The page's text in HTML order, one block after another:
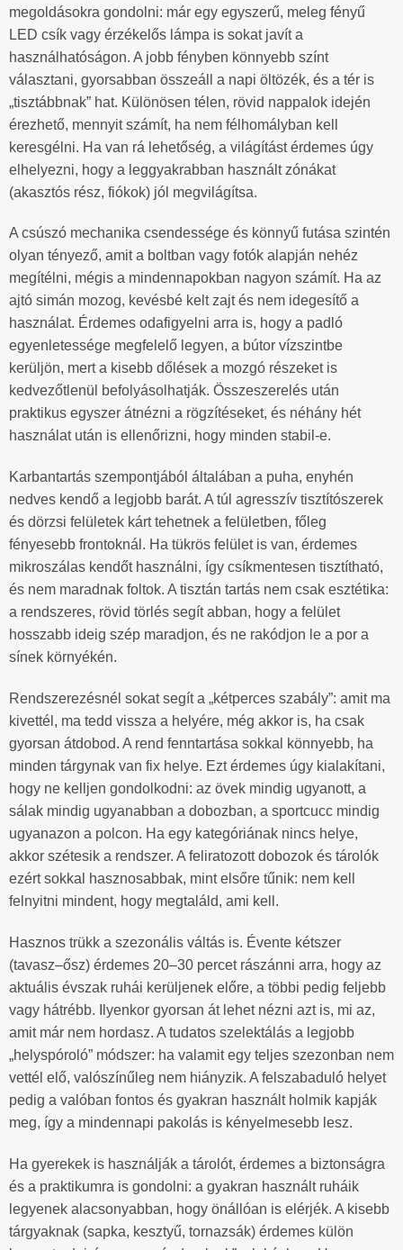
megoldásokra gondolni: már egy egyszerű, meleg fényű
LED csík vagy érzékelős lámpa is sokat javít a
használhatóságon. A jobb fényben könnyebb színt
választani, gyorsabban összeáll a napi öltözék, és a tér is
„tisztábbnak” hat. Különösen télen, rövid nappalok idején
érezhető, mennyit számít, ha nem félhomályban kell
keresgélni. Ha van rá lehetőség, a világítást érdemes úgy
elhelyezni, hogy a leggyakrabban használt zónákat
(akasztós rész, fiókok) jól megvilágítsa.
A csúszó mechanika csendessége és könnyű futása szintén
olyan tényező, amit a boltban vagy fotók alapján nehéz
megítélni, mégis a mindennapokban nagyon számít. Ha az
ajtó simán mozog, kevésbé kelt zajt és nem idegesítő a
használat. Érdemes odafigyelni arra is, hogy a padló
egyenletessége megfelelő legyen, a bútor vízszintbe
kerüljön, mert a kisebb dőlések a mozgó részeket is
kedvezőtlenül befolyásolhatják. Összeszerelés után
praktikus egyszer átnézni a rögzítéseket, és néhány hét
használat után is ellenőrizni, hogy minden stabil-e.
Karbantartás szempontjából általában a puha, enyhén
nedves kendő a legjobb barát. A túl agresszív tisztítószerek
és dörzsi felületek kárt tehetnek a felületben, főleg
fényesebb frontoknál. Ha tükrös felület is van, érdemes
mikroszálas kendőt használni, így csíkmentesen tisztítható,
és nem maradnak foltok. A tisztán tartás nem csak esztétika:
a rendszeres, rövid törlés segít abban, hogy a felület
hosszabb ideig szép maradjon, és ne rakódjon le a por a
sínek környékén.
Rendszerezésnél sokat segít a „kétperces szabály”: amit ma
kivettél, ma tedd vissza a helyére, még akkor is, ha csak
gyorsan átdobod. A rend fenntartása sokkal könnyebb, ha
minden tárgynak van fix helye. Ezt érdemes úgy kialakítani,
hogy ne kelljen gondolkodni: az övek mindig ugyanott, a
sálak mindig ugyanabban a dobozban, a sportcucc mindig
ugyanazon a polcon. Ha egy kategóriának nincs helye,
akkor szétesik a rendszer. A feliratozott dobozok és tárolók
ezért sokkal hasznosabbak, mint elsőre tűnik: nem kell
felnyitni mindent, hogy megtaláld, ami kell.
Hasznos trükk a szezonális váltás is. Évente kétszer
(tavasz–ősz) érdemes 20–30 percet rászánni arra, hogy az
aktuális évszak ruhái kerüljenek előre, a többi pedig feljebb
vagy hátrébb. Ilyenkor gyorsan át lehet nézni azt is, mi az,
amit már nem hordasz. A tudatos szelektálás a legjobb
„helyspóroló” módszer: ha valamit egy teljes szezonban nem
vettél elő, valószínűleg nem hiányzik. A felszabaduló helyet
pedig a valóban fontos és gyakran használt holmik kapják
meg, így a mindennapi pakolás is kényelmesebb lesz.
Ha gyerekek is használják a tárolót, érdemes a biztonságra
és a praktikumra is gondolni: a gyakran használt ruháik
legyenek alacsonyabban, hogy önállóan is elérjék. A kisebb
tárgyaknak (sapka, kesztyű, tornazsák) érdemes külön